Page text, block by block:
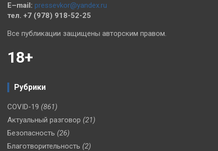
E–mail: pressevkor@yandex.ru
тел. +7 (978) 918-52-25
Все публикации защищены авторским правом.
18+
Рубрики
COVID-19 (861)
Актуальный разговор (21)
Безопасность (26)
Благотворительность (2)